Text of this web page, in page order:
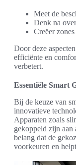
Meet de
Denk na
Creëer
Door deze
efficiënte en
verbetert.
Essentiële Smart
Bij de keuze van
innovatieve
Apparaten zoals
gekoppeld zijn aan
belang dat de
voorkeuren en